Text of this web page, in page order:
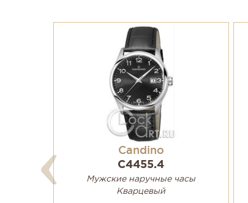
Candino
C4455.4
Мужские наручные часы
Кварцевый